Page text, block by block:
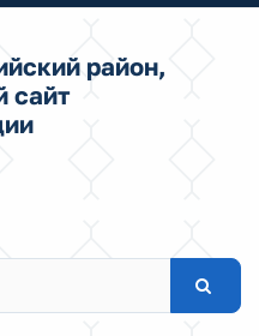
район,
сайт